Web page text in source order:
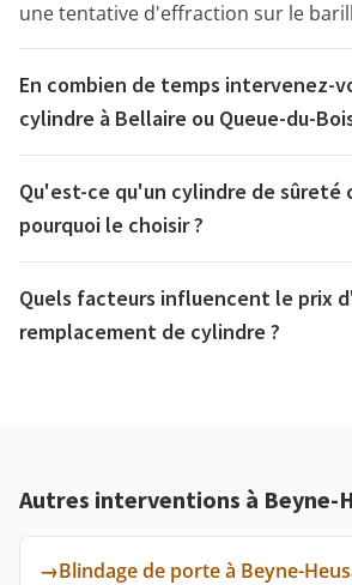
une tentative d'effraction sur le
En combien de temps intervenez-
cylindre à Bellaire ou Queue-du-
Qu'est-ce qu'un cylindre de
pourquoi le choisir ?
Quels facteurs influencent le prix
remplacement de cylindre ?
Autres interventions à Beyne-
→Blindage de porte à Beyne-